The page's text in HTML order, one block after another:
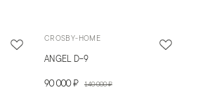
CROSBY-HOME
ANGEL D-9
90 000 ₽ 140 000 ₽